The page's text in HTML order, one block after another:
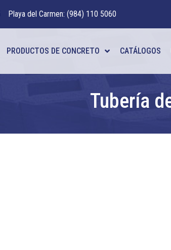
Playa del Carmen: (984) 110 5060
PRODUCTOS DE CONCRETO CATÁLOGOS
Tubería